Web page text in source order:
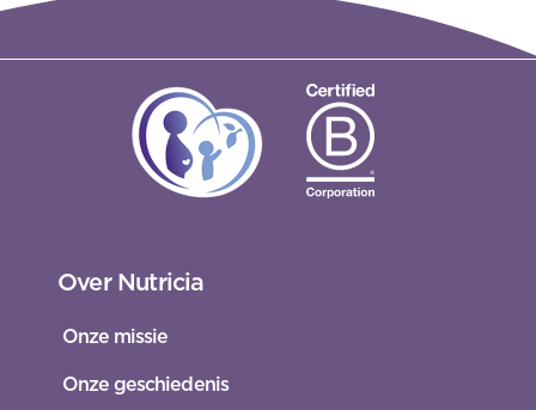
Over Nutricia
Onze missie
Onze geschiedenis